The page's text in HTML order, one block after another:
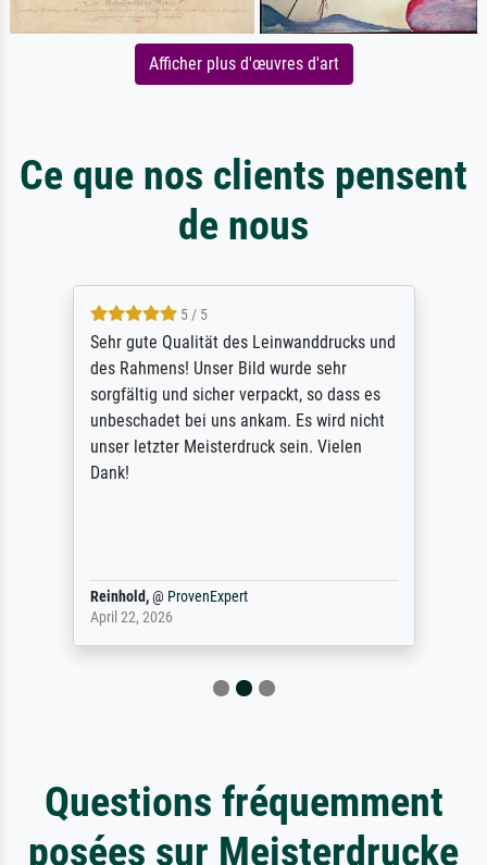
Afficher plus d'œuvres d'art
Ce que nos clients pensent
de nous
5 / 5
Sehr gute Qualität des Leinwanddrucks und
des Rahmens! Unser Bild wurde sehr
sorgfältig und sicher verpackt, so dass es
unbeschadet bei uns ankam. Es wird nicht
unser letzter Meisterdruck sein. Vielen
Dank!
Reinhold,@ ProvenExpert
April 22, 2026
Questions fréquemment
posées sur Meisterdrucke